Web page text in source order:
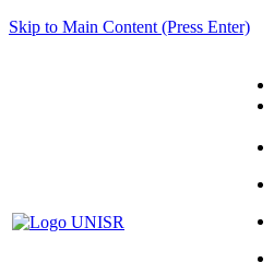
Skip to Main Content (Press Enter)